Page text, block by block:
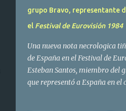
grupo Bravo, representante
el Festival de Eurovisión 1984
Una nueva nota necrologica
de España en el Festival de
Esteban Santos, miembro del
que representó a España en el